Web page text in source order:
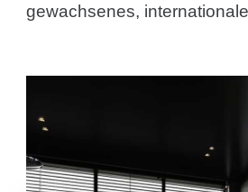
gewachsenes,